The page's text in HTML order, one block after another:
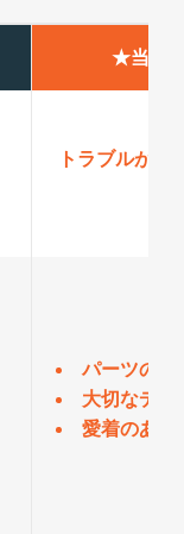
★当店
トラブルが
パーツの交
大切なデー
愛着のある